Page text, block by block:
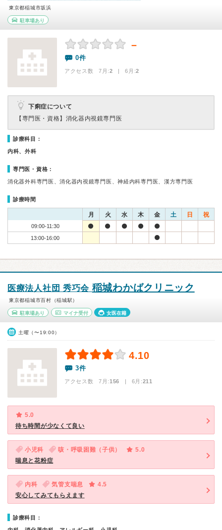
東京都稲城市坂浜
駐車場あり
－
0件
アクセス数 7月:2 | 6月:2
下痢症について
【専門医・資格】 消化器内視鏡専門医
診療科目：
内科、外科
専門医・資格：
消化器外科専門医、消化器内視鏡専門医、神経内科専門医、漢方専門医
診療時間
月 火 水 木 金 土 日 祝
09:00-11:30
13:00-16:00
医療法人社団 秀巧会 稲城わかばクリニック
東京都稲城市百村（稲城駅）
駐車場あり マイナ受付 女医在籍
土曜（〜19:00）
4.10
3件
アクセス数 7月:156 | 6月:211
5.0
待ち時間が少なくて良い
小児科 咳・呼吸困難（子供）
5.0
喘息と花粉症
内科 気管支喘息
4.5
安心してみてもらえます
診療科目：